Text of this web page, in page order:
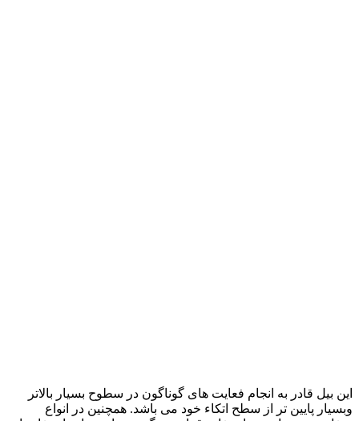
این بیل قادر به انجام فعایت های گوناگون در سطوح بسیار بالاتر
وبسیار پایین تر از سطح اتکاء خود می باشد. همچنین در انواع